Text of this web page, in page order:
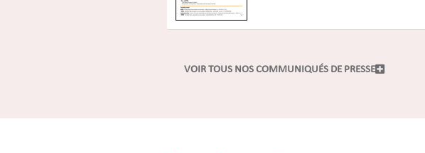
VOIR TOUS NOS COMMUNIQUÉS DE PRESSE